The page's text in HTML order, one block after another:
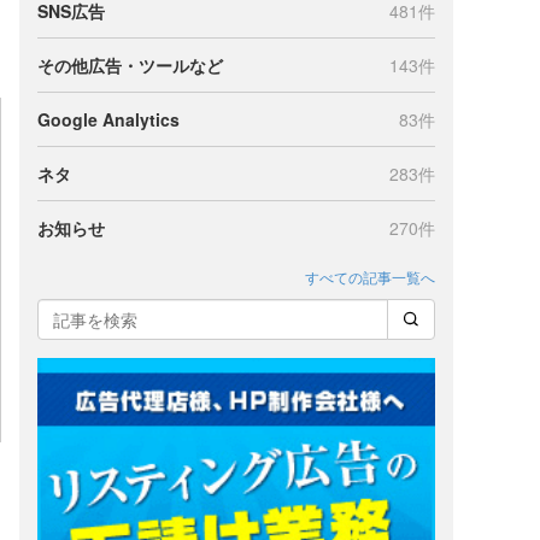
SNS広告 481件
その他広告・ツールなど 143件
Google Analytics 83件
ネタ 283件
お知らせ 270件
すべての記事一覧へ